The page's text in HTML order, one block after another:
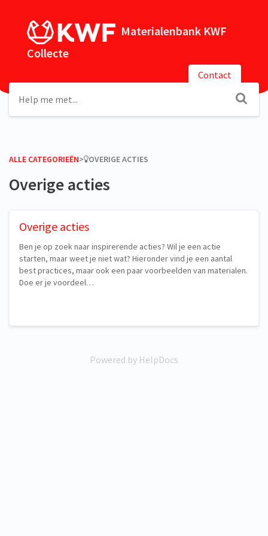
Materialenbank KWF
Collecte
Contact
ALLE CATEGORIEËN​>​ ​OVERIGE ACTIES
Overige acties
Overige acties
Ben je op zoek naar inspirerende acties? Wil je een actie
starten, maar weet je niet wat? Hieronder vind je een aantal
best practices, maar ook een paar voorbeelden van materialen.
Doe er je voordeel…
Powered by HelpDocs